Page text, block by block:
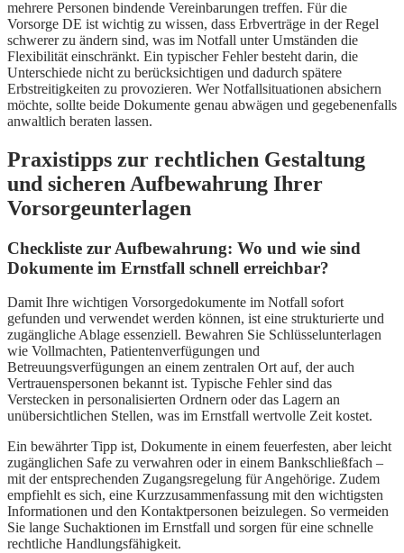
mehrere Personen bindende Vereinbarungen treffen. Für die
Vorsorge DE ist wichtig zu wissen, dass Erbverträge in der Regel
schwerer zu ändern sind, was im Notfall unter Umständen die
Flexibilität einschränkt. Ein typischer Fehler besteht darin, die
Unterschiede nicht zu berücksichtigen und dadurch spätere
Erbstreitigkeiten zu provozieren. Wer Notfallsituationen absichern
möchte, sollte beide Dokumente genau abwägen und gegebenenfalls
anwaltlich beraten lassen.
Praxistipps zur rechtlichen Gestaltung
und sicheren Aufbewahrung Ihrer
Vorsorgeunterlagen
Checkliste zur Aufbewahrung: Wo und wie sind
Dokumente im Ernstfall schnell erreichbar?
Damit Ihre wichtigen Vorsorgedokumente im Notfall sofort
gefunden und verwendet werden können, ist eine strukturierte und
zugängliche Ablage essenziell. Bewahren Sie Schlüsselunterlagen
wie Vollmachten, Patientenverfügungen und
Betreuungsverfügungen an einem zentralen Ort auf, der auch
Vertrauenspersonen bekannt ist. Typische Fehler sind das
Verstecken in personalisierten Ordnern oder das Lagern an
unübersichtlichen Stellen, was im Ernstfall wertvolle Zeit kostet.
Ein bewährter Tipp ist, Dokumente in einem feuerfesten, aber leicht
zugänglichen Safe zu verwahren oder in einem Bankschließfach –
mit der entsprechenden Zugangsregelung für Angehörige. Zudem
empfiehlt es sich, eine Kurzzusammenfassung mit den wichtigsten
Informationen und den Kontaktpersonen beizulegen. So vermeiden
Sie lange Suchaktionen im Ernstfall und sorgen für eine schnelle
rechtliche Handlungsfähigkeit.